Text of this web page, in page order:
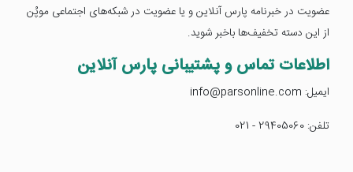
عضویت در خبرنامه پارس آنلاین و یا عضویت در شبکه‌های اجتماعی موپُن
از این دسته تخفیف‌ها باخبر شوید.
اطلاعات تماس و پشتیبانی پارس آنلاین
ایمیل: info@parsonline.com
تلفن: 29405060 - 021